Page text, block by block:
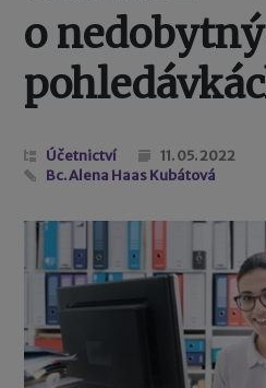
o
Účetnictví
11. 05. 2022
Bc. Alena Haas Kubátová